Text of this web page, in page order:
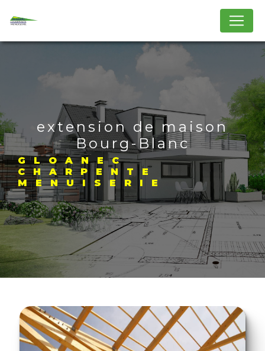
extension de maison
Bourg-Blanc
GLOANEC
CHARPENTE
MENUISERIE